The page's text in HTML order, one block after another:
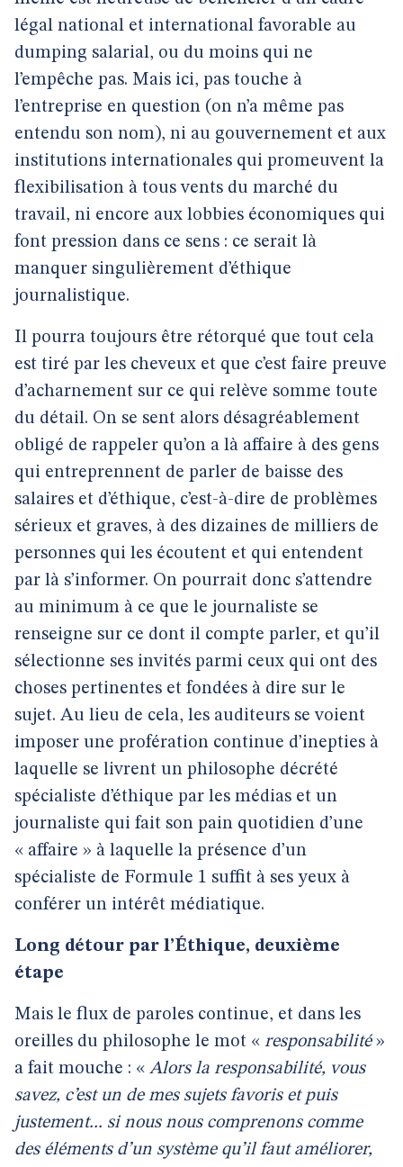
légal national et international favorable au
dumping salarial, ou du moins qui ne
l’empêche pas. Mais ici, pas touche à
l’entreprise en question (on n’a même pas
entendu son nom), ni au gouvernement et aux
institutions internationales qui promeuvent la
flexibilisation à tous vents du marché du
travail, ni encore aux lobbies économiques qui
font pression dans ce sens : ce serait là
manquer singulièrement d’éthique
journalistique.
Il pourra toujours être rétorqué que tout cela
est tiré par les cheveux et que c’est faire preuve
d’acharnement sur ce qui relève somme toute
du détail. On se sent alors désagréablement
obligé de rappeler qu’on a là affaire à des gens
qui entreprennent de parler de baisse des
salaires et d’éthique, c’est-à-dire de problèmes
sérieux et graves, à des dizaines de milliers de
personnes qui les écoutent et qui entendent
par là s’informer. On pourrait donc s’attendre
au minimum à ce que le journaliste se
renseigne sur ce dont il compte parler, et qu’il
sélectionne ses invités parmi ceux qui ont des
choses pertinentes et fondées à dire sur le
sujet. Au lieu de cela, les auditeurs se voient
imposer une profération continue d’inepties à
laquelle se livrent un philosophe décrété
spécialiste d’éthique par les médias et un
journaliste qui fait son pain quotidien d’une
« affaire » à laquelle la présence d’un
spécialiste de Formule 1 suffit à ses yeux à
conférer un intérêt médiatique.
Long détour par l’Éthique, deuxième
étape
Mais le flux de paroles continue, et dans les
oreilles du philosophe le mot « responsabilité»
a fait mouche : « Alors la responsabilité, vous
savez, c’est un de mes sujets favoris et puis
justement... si nous nous comprenons comme
des éléments d’un système qu’il faut améliorer,